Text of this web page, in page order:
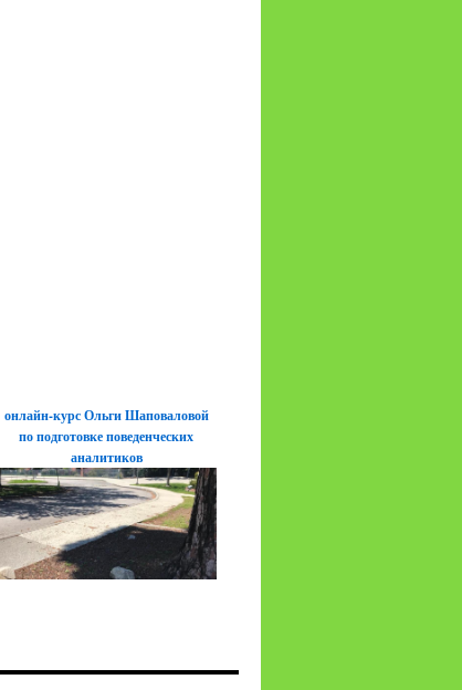
онлайн-курс Ольги Шаповаловой
по подготовке поведенческих
аналитиков